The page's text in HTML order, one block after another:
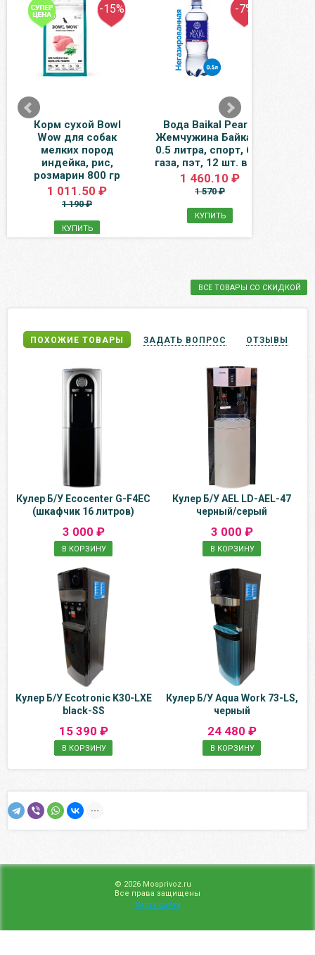
-15%
Корм сухой Bowl
Wow для собак
мелких пород
индейка, рис,
розмарин 800 гр
1 011.50 ₽
1 190 ₽
КУПИТЬ
-7%
Вода Baikal Pearl /
Жемчужина Байкала
0.5 литра, спорт, без
газа, пэт, 12 шт. в уп.
1 460.10 ₽
1 570 ₽
КУПИТЬ
ВСЕ ТОВАРЫ СО СКИДКОЙ
ПОХОЖИЕ ТОВАРЫ ЗАДАТЬ ВОПРОС ОТЗЫВЫ
Кулер Б/У Ecocenter G-F4EC
(шкафчик 16 литров)
3 000 ₽
В КОРЗИНУ
Кулер Б/У AEL LD-AEL-47
черный/серый
3 000 ₽
В КОРЗИНУ
Кулер Б/У Ecotronic K30-LXE
black-SS
15 390 ₽
В КОРЗИНУ
Кулер Б/У Aqua Work 73-LS,
черный
24 480 ₽
В КОРЗИНУ
© 2026 Mosprivoz.ru
Все права защищены
Карта сайта